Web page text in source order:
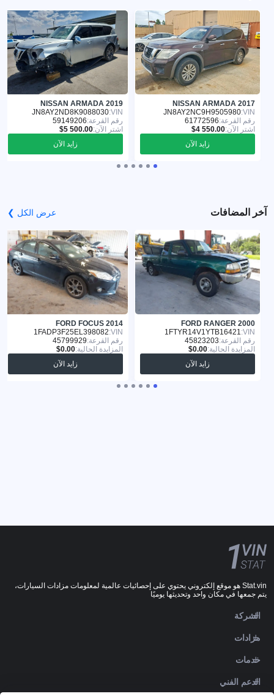
NISSAN ARMADA 2017
VIN:
JN8AY2NC9H9505980
رقم القرعة:61772596
اشترِ الآن:
زايد الآن
NISSAN ARMADA 2019
VIN:
JN8AY2ND8K9088030
رقم القرعة:59149206
اشترِ الآن:
زايد الآن
آخر المضافات عرض الكل ❯
FORD RANGER 2000
VIN:
1FTYR14V1YTB16421
رقم القرعة:45823203
المزايدة الحالية:
زايد الآن
FORD FOCUS 2014
VIN:
1FADP3F25EL398082
رقم القرعة:45799929
المزايدة الحالية:
زايد الآن
Stat.vin هو موقع إلكتروني يحتوي على إحصائيات عالمية لمعلومات مزادات السيارات،
يتم جمعها في مكان واحد وتحديثها يوميًا
الشركة
مزادات
خدمات
الدعم الفني